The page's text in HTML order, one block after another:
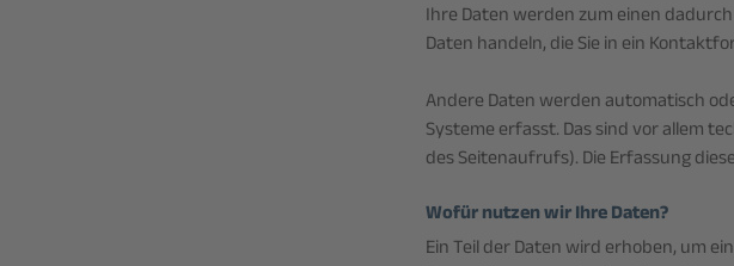
Ihre Daten werden zum einen
Daten handeln, die Sie in ein
Andere Daten werden automatisch
Systeme erfasst. Das sind vor allem
des Seitenaufrufs). Die Erfassung
Wofür nutzen wir Ihre Daten?
Ein Teil der Daten wird erhoben, um